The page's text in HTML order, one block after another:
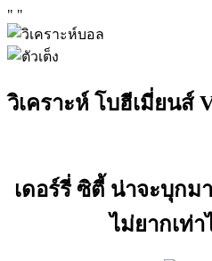
" "
วิเคราะห์ โบฮีเมี่ยนส์
เดอร์รี่ ซิตี้ น่าจะบุกม
ไม่ยากเท่